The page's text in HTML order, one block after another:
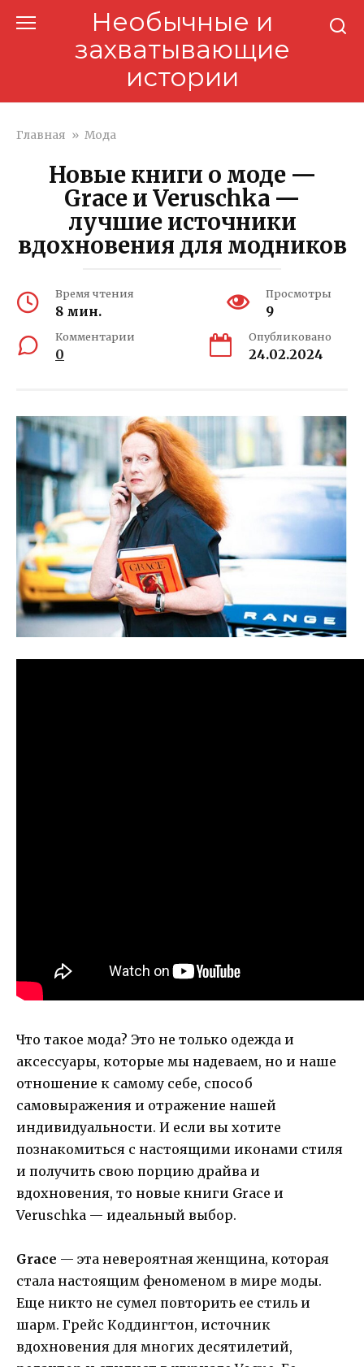
Необычные и
захватывающие
истории
Главная » Мода
Новые книги о моде —
Grace и Veruschka —
лучшие источники
вдохновения для модников
Время чтения
8 мин.
Просмотры
9
Комментарии
0
Опубликовано
24.02.2024
Что такое мода? Это не только одежда и
аксессуары, которые мы надеваем, но и наше
отношение к самому себе, способ
самовыражения и отражение нашей
индивидуальности. И если вы хотите
познакомиться с настоящими иконами стиля
и получить свою порцию драйва и
вдохновения, то новые книги Grace и
Veruschka — идеальный выбор.
Grace — эта невероятная женщина, которая
стала настоящим феноменом в мире моды.
Еще никто не сумел повторить ее стиль и
шарм. Грейс Коддингтон, источник
вдохновения для многих десятилетий,